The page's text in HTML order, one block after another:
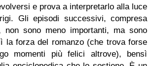
e prova a interpretarlo alla luce
Gli episodi successivi, compresa
non sono meno importanti, ma sono
la forza del romanzo (che trova forse
momenti più felici altrove), bensì